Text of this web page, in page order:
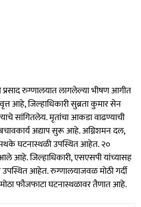
रुग्णालयात लागलेल्या भीषण आगीत
आहे, जिल्हाधिकारी सुब्रता कुमार सेन
सांगितलेय. मृतांचा आकडा वाढण्याची
अद्याप सुरू आहे. अग्निशमन दल,
घटनास्थळी उपस्थित आहेत. २०
आहे. जिल्हाधिकारी, एसएसपी यांच्यासह
उपस्थित आहेत. रुग्णालयाजवळ मोठी गर्दी
फौजफाटा घटनास्थळावर तैणात आहे.